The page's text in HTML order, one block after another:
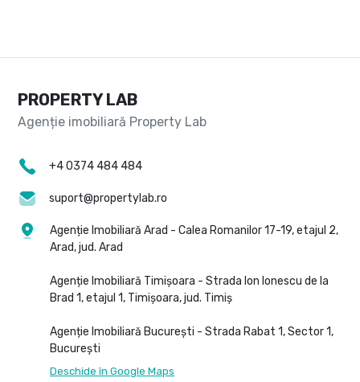
PROPERTY LAB
+4 0374 484 484
suport@propertylab.ro
Agenție Imobiliară Arad - Calea Romanilor 17-19, etajul 2,
Arad, jud. Arad
Agenție Imobiliară Timișoara - Strada Ion Ionescu de la
Brad 1, etajul 1, Timișoara, jud. Timiș
Agenție Imobiliară București - Strada Rabat 1, Sector 1,
București
Deschide în Google Maps